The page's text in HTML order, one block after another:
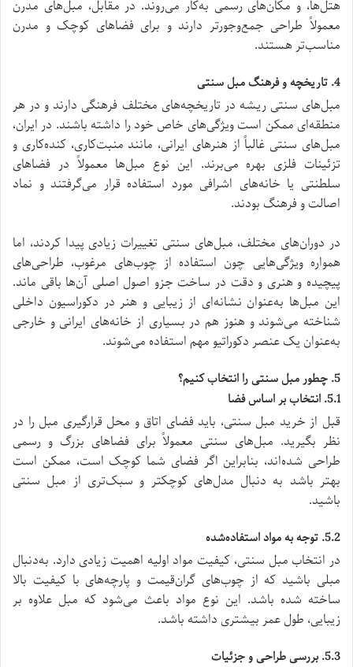
هتل‌ها، و مکان‌های رسمی به‌کار می‌روند. در مقابل، مبل‌های مدرن
معمولاً طراحی جمع‌وجورتر دارند و برای فضاهای کوچک و مدرن
مناسب‌تر هستند.
4. تاریخچه و فرهنگ مبل سنتی
مبل‌های سنتی ریشه در تاریخچه‌های مختلف فرهنگی دارند و در هر
منطقه‌ای ممکن است ویژگی‌های خاص خود را داشته باشند. در ایران،
مبل‌های سنتی غالباً از هنرهای ایرانی، مانند منبت‌کاری، کنده‌کاری و
تزئینات فلزی بهره می‌برند. این نوع مبل‌ها معمولاً در فضاهای
سلطنتی یا خانه‌های اشرافی مورد استفاده قرار می‌گرفتند و نماد
اصالت و فرهنگ بودند.
در دوران‌های مختلف، مبل‌های سنتی تغییرات زیادی پیدا کردند، اما
همواره ویژگی‌هایی چون استفاده از چوب‌های مرغوب، طراحی‌های
پیچیده و هنری و دقت در ساخت جزو اصول اصلی آن‌ها باقی ماند.
این مبل‌ها به‌عنوان نشانه‌ای از زیبایی و هنر در دکوراسیون داخلی
شناخته می‌شوند و هنوز هم در بسیاری از خانه‌های ایرانی و خارجی
به‌عنوان یک عنصر دکوراتیو مهم استفاده می‌شوند.
5. چطور مبل سنتی را انتخاب کنیم؟
5.1. انتخاب بر اساس فضا
قبل از خرید مبل سنتی، باید فضای اتاق و محل قرارگیری مبل را در
نظر بگیرید. مبل‌های سنتی معمولاً برای فضاهای بزرگ و رسمی
طراحی شده‌اند، بنابراین اگر فضای شما کوچک است، ممکن است
بهتر باشد به دنبال مدل‌های کوچکتر و سبک‌تری از مبل سنتی
باشید.
5.2. توجه به مواد استفاده‌شده
در انتخاب مبل سنتی، کیفیت مواد اولیه اهمیت زیادی دارد. به‌دنبال
مبلی باشید که از چوب‌های گران‌قیمت و پارچه‌های با کیفیت بالا
ساخته شده باشد. این نوع مواد باعث می‌شود که مبل علاوه بر
زیبایی، طول عمر بیشتری داشته باشد.
5.3. بررسی طراحی و جزئیات